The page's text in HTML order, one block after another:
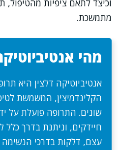
וכיצד לתאם ציפיות
מתמשכת.
מהי
אנטיביוטיקה דלצין היא
הקלינדמיצין, המשמשת
שונים. התרופה פועלת על
חיידקים, וניתנת בדרך כלל
עצם, דלקות בדרכי הנשימה